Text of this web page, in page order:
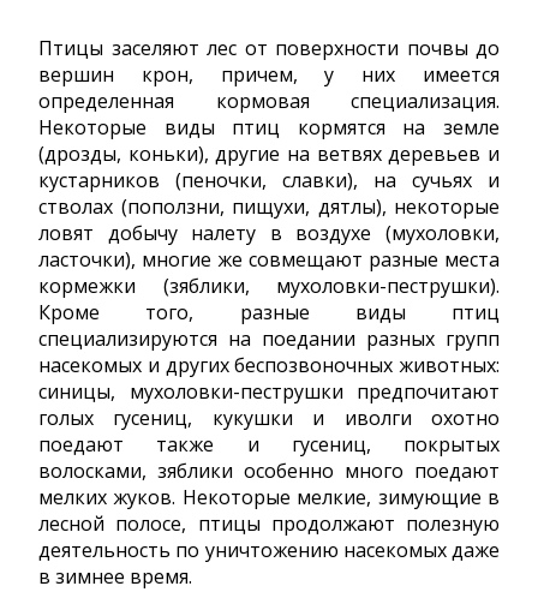
Птицы заселяют лес от поверхности почвы до
вершин крон, причем, у них имеется
определенная кормовая специализация.
Некоторые виды птиц кормятся на земле
(дрозды, коньки), другие на ветвях деревьев и
кустарников (пеночки, славки), на сучьях и
стволах (поползни, пищухи, дятлы), некоторые
ловят добычу налету в воздухе (мухоловки,
ласточки), многие же совмещают разные места
кормежки (зяблики, мухоловки-пеструшки).
Кроме того, разные виды птиц
специализируются на поедании разных групп
насекомых и других беспозвоночных животных:
синицы, мухоловки-пеструшки предпочитают
голых гусениц, кукушки и иволги охотно
поедают также и гусениц, покрытых
волосками, зяблики особенно много поедают
мелких жуков. Некоторые мелкие, зимующие в
лесной полосе, птицы продолжают полезную
деятельность по уничтожению насекомых даже
в зимнее время.